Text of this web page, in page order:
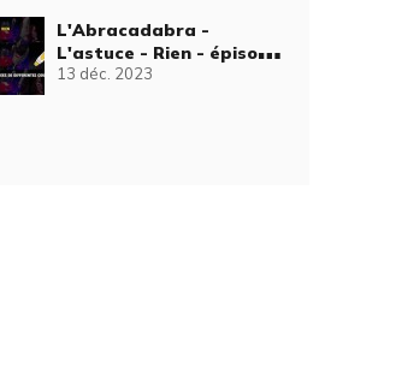
L'Abracadabra -
L'astuce - Rien - épisode
13
13 déc. 2023